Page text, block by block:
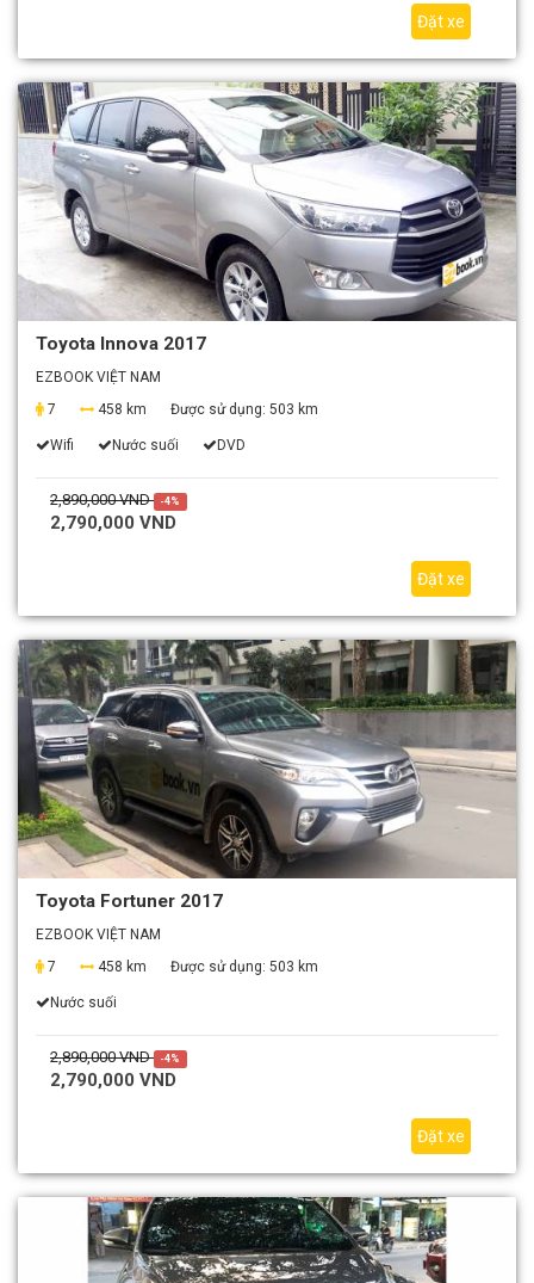
Đặt xe
Toyota Innova 2017
EZBOOK VIỆT NAM
7
458 km Được sử dụng: 503 km
Wifi Nước suối DVD
2,890,000 VND -4%
2,790,000 VND
Đặt xe
Toyota Fortuner 2017
EZBOOK VIỆT NAM
7
458 km Được sử dụng: 503 km
Nước suối
2,890,000 VND -4%
2,790,000 VND
Đặt xe